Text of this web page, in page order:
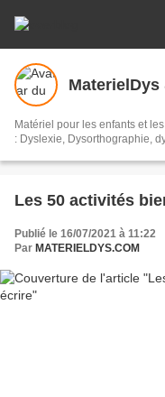
MaterielDys
Matériel pour les enfants et
: Dyslexie, Dysorthographie,
Les 50 activités
Publié le 16/07/2021 à 11:22
Par MATERIELDYS.COM